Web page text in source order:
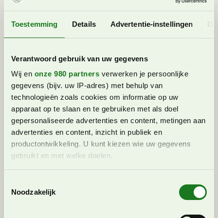
Toestemming Details Advertentie-instellingen
Verantwoord gebruik van uw gegevens
Wij en onze 980 partners verwerken je persoonlijke
gegevens (bijv. uw IP-adres) met behulp van
technologieën zoals cookies om informatie op uw
apparaat op te slaan en te gebruiken met als doel
gepersonaliseerde advertenties en content, metingen aan
advertenties en content, inzicht in publiek en
productontwikkeling. U kunt kiezen wie uw gegevens
gebruikt en met welke doelen.
verwerkt en stel uw voorkeuren in het
detailgedeelte
in.
Noodzakelijk
Kristiansand
Maak een mooie kajaktocht
Ga op wildsafari en spot
en zeearenden
Bekijk hier meteen het aanbod van Nordic reizen naar
Noorwegen.